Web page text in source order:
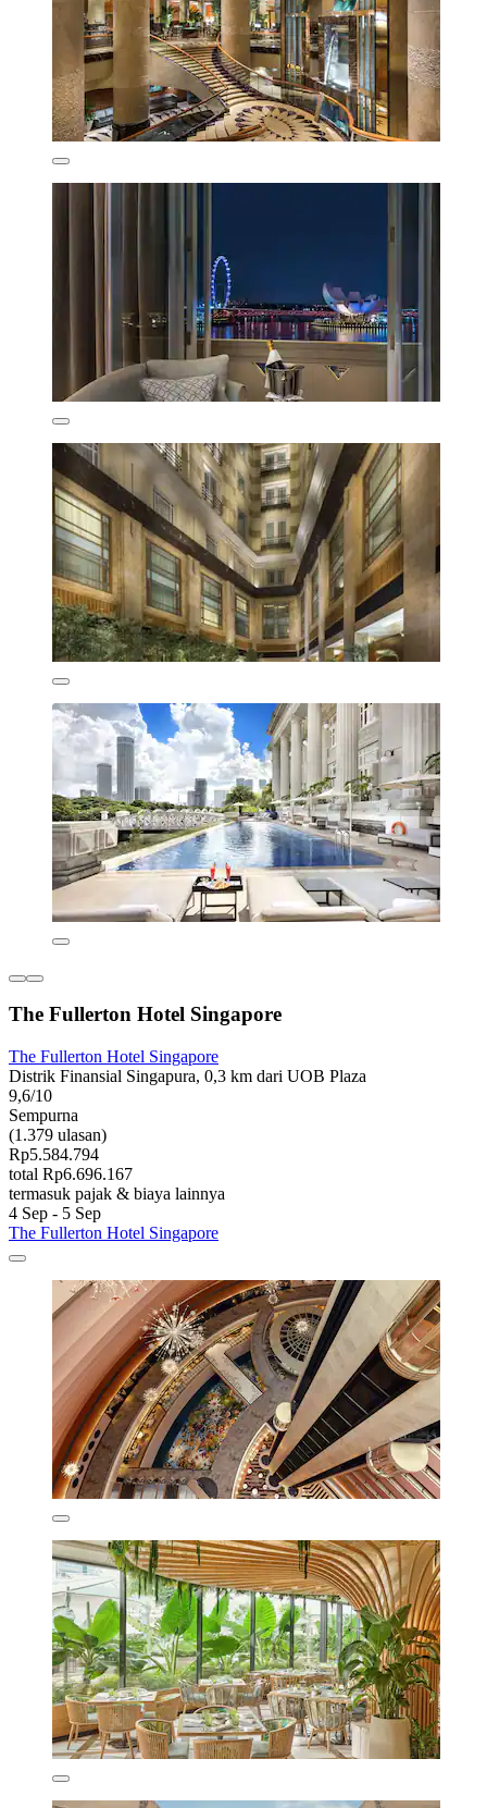
The Fullerton Hotel Singapore
The Fullerton Hotel Singapore
Distrik Finansial Singapura, 0,3 km dari UOB Plaza
9,6/10
Sempurna
(1.379 ulasan)
Rp5.584.794
total Rp6.696.167
termasuk pajak & biaya lainnya
4 Sep - 5 Sep
The Fullerton Hotel Singapore